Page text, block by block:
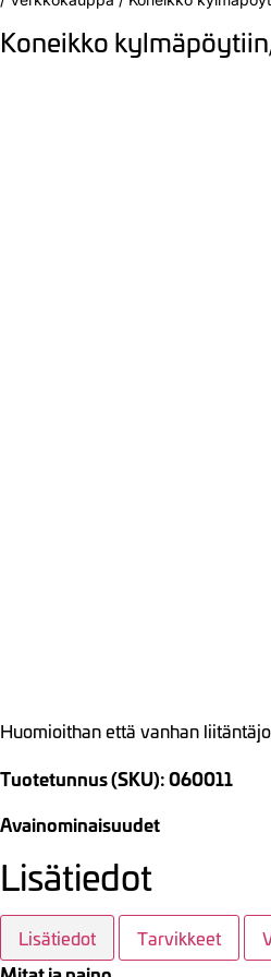
Koneikko
Huomioithan että vanhan
Tuotetunnus (SKU): 060011
Avainominaisuudet
Lisätiedot
Lisätiedot Tarvikkeet